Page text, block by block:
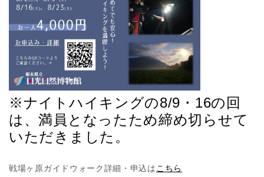
※ナイトハイキングの8/9・16の回
は、満員となったため締め切らせて
いただきました。
戦場ヶ原ガイドウォーク詳細・申込は こちら